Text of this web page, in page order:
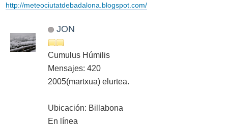
http://meteociutatdebadalona.blogspot.com/
JON
Cumulus Húmilis
Mensajes: 420
2005(martxua) elurtea.
Ubicación: Billabona
En línea